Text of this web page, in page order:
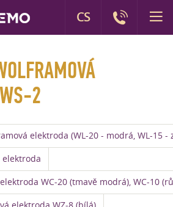
2
elektroda (WL-20 - modrá, WL-15 -
WC-20 (tmavě modrá), WC-10
CS